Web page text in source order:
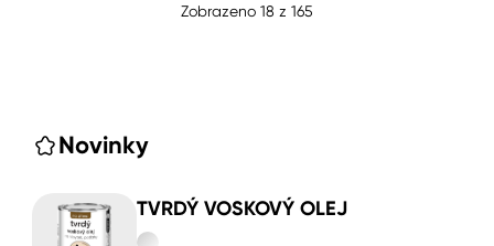
Zobrazeno 18 z 165
Novinky
TVRDÝ VOSKOVÝ OLEJ